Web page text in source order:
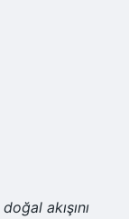
doğal akışını